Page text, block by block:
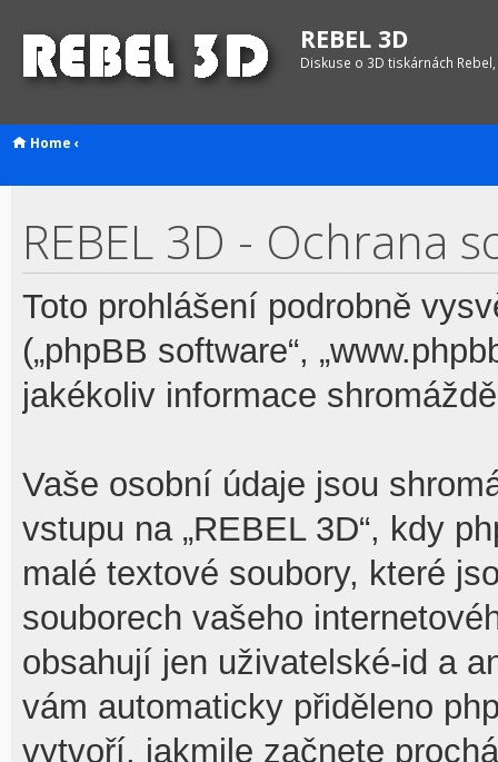
REBEL 3D
Diskuse o 3D tiskárnách
Home ‹
REBEL 3D - Ochrana
Toto prohlášení podrobně
(„phpBB software“,
jakékoliv informace
Vaše osobní údaje jsou
vstupu na „REBEL 3D“, kdy
malé textové soubory, které
souborech vašeho
obsahují jen uživatelské-id a
vám automaticky přiděleno
vytvoří, jakmile začnete